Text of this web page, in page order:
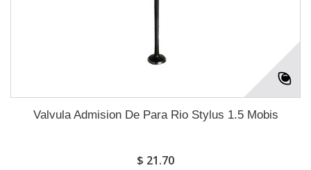
Valvula Admision De Para Rio Stylus 1.5 Mobis
$ 21.70